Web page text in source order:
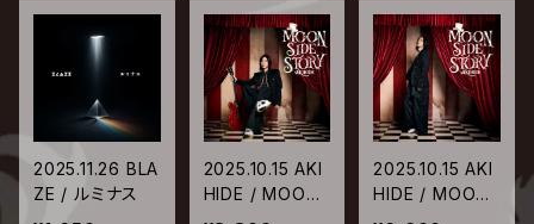
LIVE【DISC_FA
NATIC】
LIVE【DISC_CRI
SIS】
2025.11.26 BLA
ZE / ルミナス
2025.10.15 AKI
HIDE / MOON
SIDE STORY
2025.10.15 AKI
HIDE / MOON
SIDE STORY